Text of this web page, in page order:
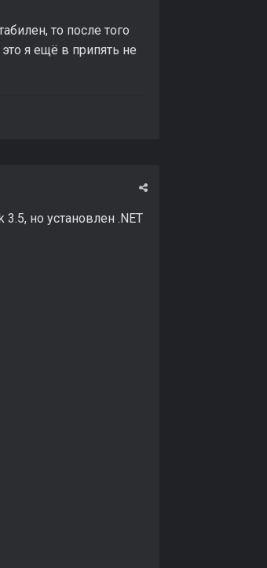
то после того
я ещё в припять не
3.5, но установлен .NET